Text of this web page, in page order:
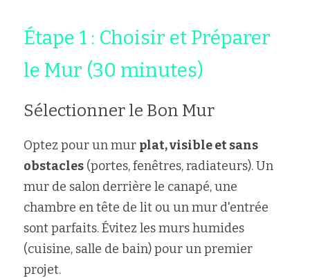
Étape 1 : Choisir et Préparer
le Mur (30 minutes)
Sélectionner le Bon Mur
Optez pour un mur plat, visible et sans
obstacles (portes, fenêtres, radiateurs). Un
mur de salon derrière le canapé, une
chambre en tête de lit ou un mur d'entrée
sont parfaits. Évitez les murs humides
(cuisine, salle de bain) pour un premier
projet.